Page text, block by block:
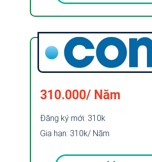
310.000/ Năm
Đăng ký mới: 310k
Gia hạn: 310k/ Năm